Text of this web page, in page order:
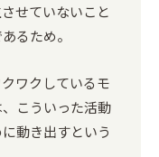
せていないこと
るため。
ワクしているモ
こういった活動
動き出すという